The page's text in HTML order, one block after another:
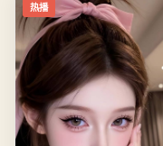
热播